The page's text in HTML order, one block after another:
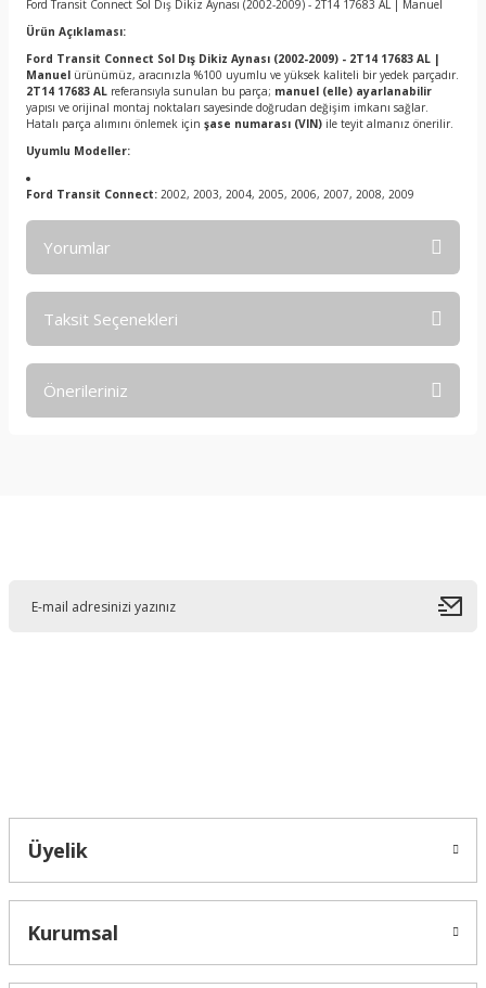
Ford Transit Connect Sol Dış Dikiz Aynası (2002-2009) - 2T14 17683 AL | Manuel
Ürün Açıklaması:
Ford Transit Connect Sol Dış Dikiz Aynası (2002-2009) - 2T14 17683 AL |
Manuel ürünümüz, aracınızla %100 uyumlu ve yüksek kaliteli bir yedek parçadır.
2T14 17683 AL referansıyla sunulan bu parça; manuel (elle) ayarlanabilir
yapısı ve orijinal montaj noktaları sayesinde doğrudan değişim imkanı sağlar.
Hatalı parça alımını önlemek için şase numarası (VIN) ile teyit almanız önerilir.
Uyumlu Modeller:
Ford Transit Connect: 2002, 2003, 2004, 2005, 2006, 2007, 2008, 2009
Yorumlar
Taksit Seçenekleri
Önerileriniz
Üyelik
Kurumsal